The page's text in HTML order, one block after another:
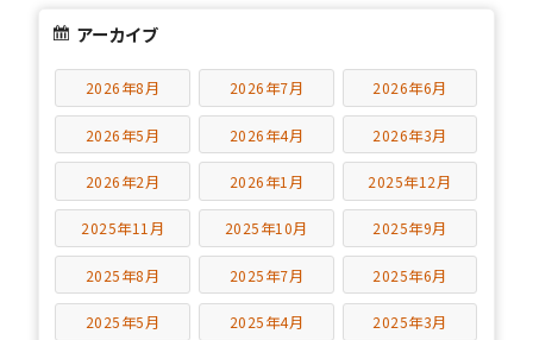
アーカイブ
2026年8月 2026年7月 2026年6月
2026年5月 2026年4月 2026年3月
2026年2月 2026年1月 2025年12月
2025年11月 2025年10月 2025年9月
2025年8月 2025年7月 2025年6月
2025年5月 2025年4月 2025年3月